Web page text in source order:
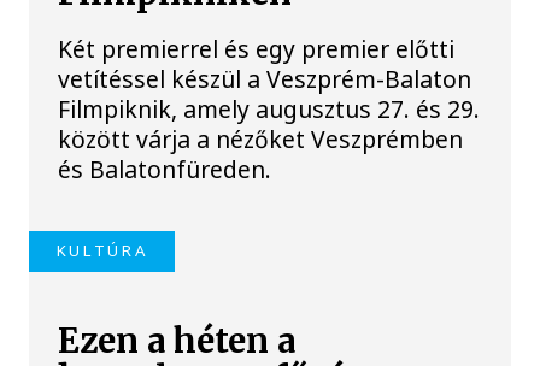
Két premierrel és egy premier előtti
vetítéssel készül a Veszprém-Balaton
Filmpiknik, amely augusztus 27. és 29.
között várja a nézőket Veszprémben
és Balatonfüreden.
KULTÚRA
Ezen a héten a